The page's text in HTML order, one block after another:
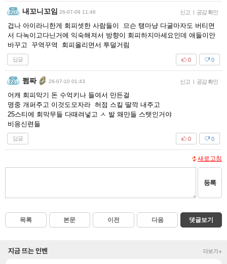
내꼬니꼬임 26-07-09 11:46 신고 | 공감 확인
겁나 아이라니한게 회피셋한 사람들이 므슨 탱마냥 다굴마자도 버티면
서 다녹이고다닌거에 익숙해져서 방향이 회피하지마세요인데 애들이안
바꾸고 꾸역꾸역 회피올리면서 투덜거림
답글 0
0
쩜짜 26-07-10 01:43 신고 | 공감 확인
어캐 회피막기 돈 수억키나 들여서 만든걸
명중 개퍼주고 이것도모자라 허점 스킬 딸깍 내주고
25스티에 회막무들 다때려넣고 ㅅ 발 왜만들 스텟인거야
비응신련들
답글 0
0
새로고침
등록
목록 본문 이전 다음 댓글보기
지금 뜨는 인벤 더보기+